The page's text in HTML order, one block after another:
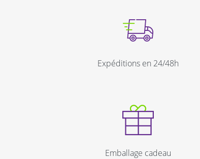
Expéditions en 24/48h
Emballage cadeau